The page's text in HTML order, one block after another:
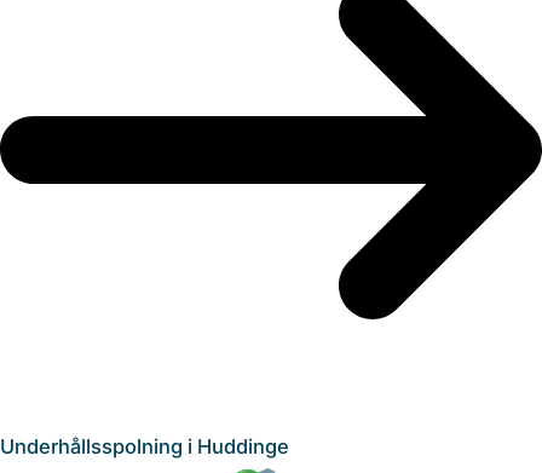
Underhållsspolning i Huddinge